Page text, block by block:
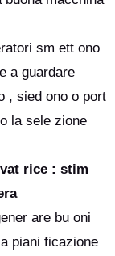
sm ett ono
a guardare
, sied ono o port
la sele zione
rice : stim
are bu oni
piani ficazione